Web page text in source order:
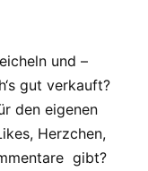
und –
gut verkauft?
den eigenen
Herzchen,
gibt?